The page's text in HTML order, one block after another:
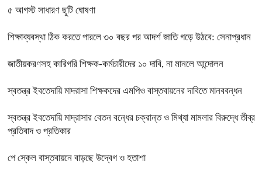
৫ আগস্ট সাধারণ ছুটি ঘোষণা
শিক্ষাব্যবস্থা ঠিক করতে পারলে ৩০ বছর পর আদর্শ জাতি গড়ে উঠবে: সেনাপ্রধান
জাতীয়করণসহ কারিগরি শিক্ষক-কর্মচারীদের ১০ দাবি, না মানলে আন্দোলন
স্বতন্ত্র ইবতেদায়ি মাদরাসা শিক্ষকদের এমপিও বাস্তবায়নের দাবিতে মানববন্ধন
স্বতন্ত্র ইবতেদায়ি মাদ্রাসার বেতন বন্ধের চক্রান্ত ও মিথ্যা মামলার বিরুদ্ধে তীব্র
প্রতিবাদ ও প্রতিকার
পে স্কেল বাস্তবায়নে বাড়ছে উদ্বেগ ও হতাশা